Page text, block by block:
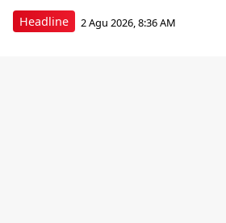
Headline 2 Agu 2026, 8:36 AM